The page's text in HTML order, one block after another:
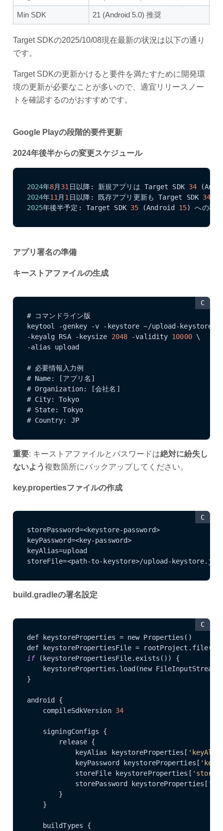
Min SDK 21 (Android 5.0) 推奨
Target SDKの2025/10/08現在最新の状況は以下の通り
です。
Target SDKの更新かけると要件を満たすために開発環
境の更新が必要なことが多いので、適宜リリースノー
トを確認するのがおすすめです。
Google Playの段階的要件更新
2024年後半からの変更スケジュール
2024年8月 31 日以降: 新規アプリは Target SDK 34
2024年11 月 1 日以降: 既存アプリ更新も Target SDK 34
2025年後半予定: Target SDK 35 (Android 15) への移
アプリ署名の準備
キーストアファイルの生成
C
# コマンドライン版
keytool -genkey -v -keystore ~/upload-
-keyalg RSA -keysize 2048 -validity 10000 \
-alias upload
# 必要情報入力例
# Name: [アプリ名]
# Organization: [会社名]
# City: Tokyo
# State: Tokyo
# Country: JP
重要: キーストアファイルとパスワードは絶対に紛失し
ないよう複数箇所にバックアップしてください。
key.propertiesファイルの作成
C
storePassword=<keystore-password>
keyPassword=<key-password>
keyAlias=upload
storeFile=<path-to-keystore>/upload-keystore.jks
build.gradleの署名設定
C
def keystoreProperties = new Properties()
def keystorePropertiesFile = rootProject.file(
if (keystorePropertiesFile.exists()) {
keystoreProperties.load(new
}
android {
    compileSdkVersion
34
    signingConfigs {
        release {
            keyAlias keystoreProperties[
            keyPassword keystoreProperties[
            storeFile keystoreProperties[
            storePassword keystoreProperties[
        }
    }
    buildTypes {